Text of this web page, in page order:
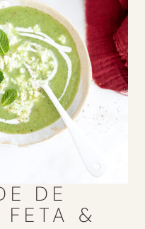
DE
FETA &